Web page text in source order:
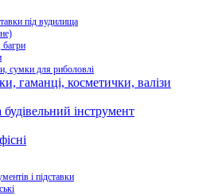
під вудилища
багри
сумки для риболовлі
гаманці, косметички, валізи
інструмент
і підставки